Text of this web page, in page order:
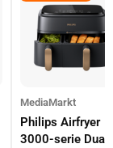
MediaMarkt
Philips Airfryer
3000-serie Dual